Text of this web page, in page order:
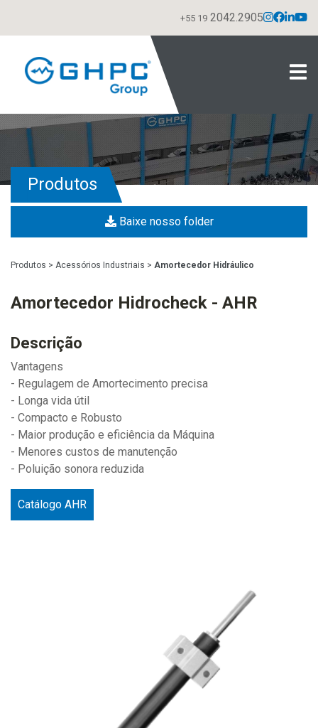
+55 19 2042.2905
Produtos
Baixe nosso folder
Produtos > Acessórios Industriais > Amortecedor Hidráulico
Amortecedor Hidrocheck - AHR
Descrição
Vantagens
- Regulagem de Amortecimento precisa
- Longa vida útil
- Compacto e Robusto
- Maior produção e eficiência da Máquina
- Menores custos de manutenção
- Poluição sonora reduzida
Catálogo AHR